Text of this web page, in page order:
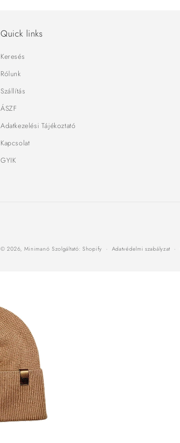
Quick links
Keresés
Rólunk
Szállítás
ÁSZF
Adatkezelési Tájékoztató
Kapcsolat
GYIK
© 2026, Minimanó Szolgáltató: Shopify Adatvédelmi szabályzat